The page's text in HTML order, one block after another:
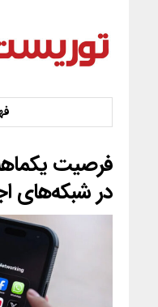
در شبکه‌های